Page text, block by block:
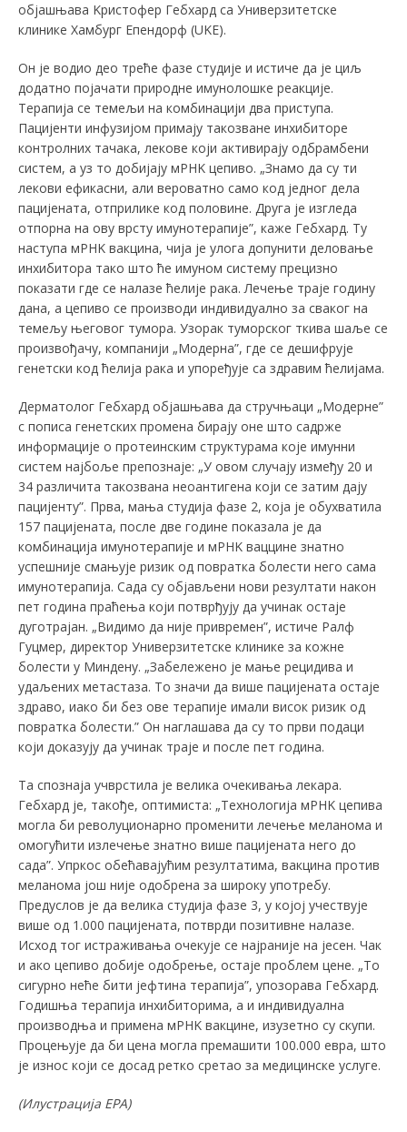
објашњава Kристофер Гебхард са Универзитетске
клинике Хамбург Епендорф (UKЕ).
Он је водио део треће фазе студије и истиче да је циљ
додатно појачати природне имунолошке реакције.
Терапија се темељи на комбинацији два приступа.
Пацијенти инфузијом примају такозване инхибиторе
контролних тачака, лекове који активирају одбрамбени
систем, а уз то добијају мРНK цепиво. „Знамо да су ти
лекови ефикасни, али вероватно само код једног дела
пацијената, отприлике код половине. Друга је изгледа
отпорна на ову врсту имунотерапије”, каже Гебхард. Ту
наступа мРНK вакцина, чија је улога допунити деловање
инхибитора тако што ће имуном систему прецизно
показати где се налазе ћелије рака. Лечење траје годину
дана, а цепиво се производи индивидуално за сваког на
темељу његовог тумора. Узорак туморског ткива шаље се
произвођачу, компанији „Модерна”, где се дешифрује
генетски код ћелија рака и упоређује са здравим ћелијама.
Дерматолог Гебхард објашњава да стручњаци „Модерне”
с пописа генетских промена бирају оне што садрже
информације о протеинским структурама које имунни
систем најбоље препознаје: „У овом случају између 20 и
34 различита такозвана неоантигена који се затим дају
пацијенту”. Прва, мања студија фазе 2, која је обухватила
157 пацијената, после две године показала је да
комбинација имунотерапије и мРНK ваццине знатно
успешније смањује ризик од повратка болести него сама
имунотерапија. Сада су објављени нови резултати након
пет година праћења који потврђују да учинак остаје
дуготрајан. „Видимо да није привремен”, истиче Ралф
Гуцмер, директор Универзитетске клинике за кожне
болести у Миндену. „Забележено је мање рецидива и
удаљених метастаза. То значи да више пацијената остаје
здраво, иако би без ове терапије имали висок ризик од
повратка болести.” Он наглашава да су то први подаци
који доказују да учинак траје и после пет година.
Та спознаја учврстила је велика очекивања лекара.
Гебхард је, такође, оптимиста: „Технологија мРНK цепива
могла би револуционарно променити лечење меланома и
омогућити излечење знатно више пацијената него до
сада”. Упркос обећавајућим резултатима, вакцина против
меланома још није одобрена за широку употребу.
Предуслов је да велика студија фазе 3, у којој учествује
више од 1.000 пацијената, потврди позитивне налазе.
Исход тог истраживања очекује се најраније на јесен. Чак
и ако цепиво добије одобрење, остаје проблем цене. „То
сигурно неће бити јефтина терапија”, упозорава Гебхард.
Годишња терапија инхибиторима, а и индивидуална
производња и примена мРНK вакцине, изузетно су скупи.
Процењује да би цена могла премашити 100.000 евра, што
је износ који се досад ретко сретао за медицинске услуге.
(Илустрација ЕPА)